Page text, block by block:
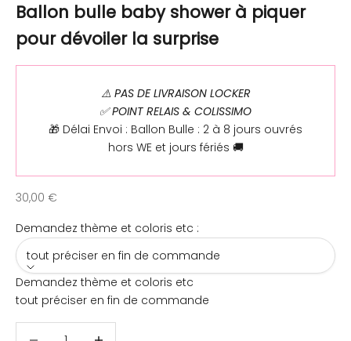
Ballon bulle baby shower à piquer
pour dévoiler la surprise
⚠️ PAS DE LIVRAISON LOCKER
✅ POINT RELAIS & COLISSIMO
🎁 Délai Envoi : Ballon Bulle : 2 à 8 jours ouvrés
hors WE et jours fériés 🚚
Prix de vente
30,00 €
Demandez thème et coloris etc :
tout préciser en fin de commande
Demandez thème et coloris etc
tout préciser en fin de commande